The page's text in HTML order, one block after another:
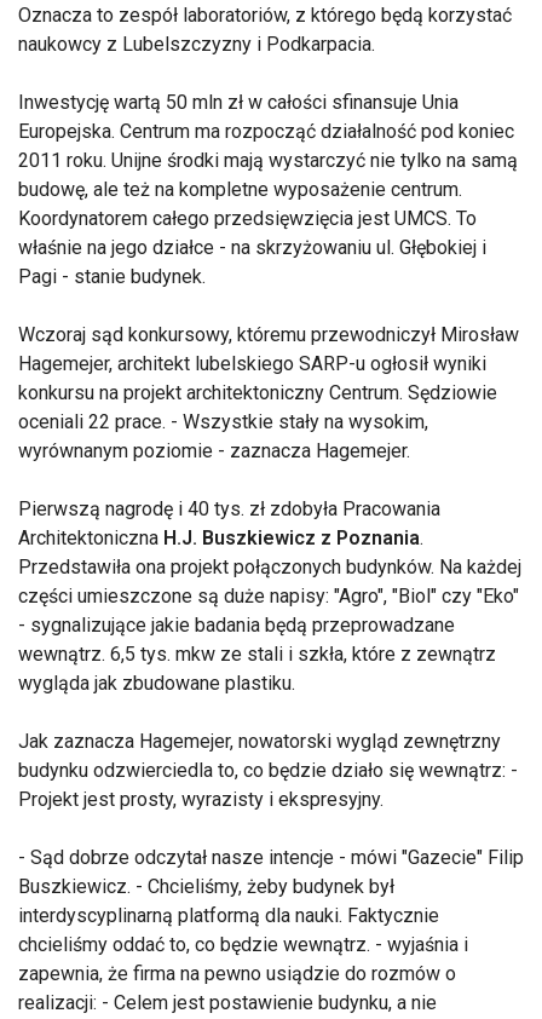
Oznacza to zespół laboratoriów, z którego będą korzystać
naukowcy z Lubelszczyzny i Podkarpacia.
Inwestycję wartą 50 mln zł w całości sfinansuje Unia
Europejska. Centrum ma rozpocząć działalność pod koniec
2011 roku. Unijne środki mają wystarczyć nie tylko na samą
budowę, ale też na kompletne wyposażenie centrum.
Koordynatorem całego przedsięwzięcia jest UMCS. To
właśnie na jego działce - na skrzyżowaniu ul. Głębokiej i
Pagi - stanie budynek.
Wczoraj sąd konkursowy, któremu przewodniczył Mirosław
Hagemejer, architekt lubelskiego SARP-u ogłosił wyniki
konkursu na projekt architektoniczny Centrum. Sędziowie
oceniali 22 prace. - Wszystkie stały na wysokim,
wyrównanym poziomie - zaznacza Hagemejer.
Pierwszą nagrodę i 40 tys. zł zdobyła Pracowania
Architektoniczna H.J. Buszkiewicz z Poznania.
Przedstawiła ona projekt połączonych budynków. Na każdej
części umieszczone są duże napisy: "Agro", "Biol" czy "Eko"
- sygnalizujące jakie badania będą przeprowadzane
wewnątrz. 6,5 tys. mkw ze stali i szkła, które z zewnątrz
wygląda jak zbudowane plastiku.
Jak zaznacza Hagemejer, nowatorski wygląd zewnętrzny
budynku odzwierciedla to, co będzie działo się wewnątrz: -
Projekt jest prosty, wyrazisty i ekspresyjny.
- Sąd dobrze odczytał nasze intencje - mówi "Gazecie" Filip
Buszkiewicz. - Chcieliśmy, żeby budynek był
interdyscyplinarną platformą dla nauki. Faktycznie
chcieliśmy oddać to, co będzie wewnątrz. - wyjaśnia i
zapewnia, że firma na pewno usiądzie do rozmów o
realizacji: - Celem jest postawienie budynku, a nie